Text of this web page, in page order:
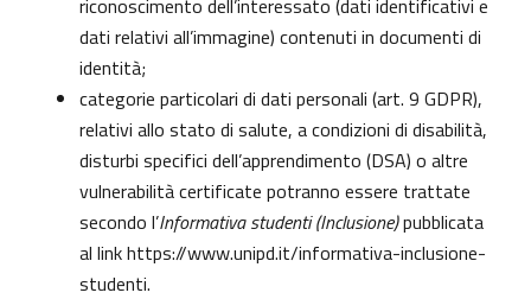
dati relativi all’immagine) contenuti in documenti di
identità;
categorie particolari di dati personali (art. 9 GDPR),
relativi allo stato di salute, a condizioni di disabilità,
disturbi specifici dell’apprendimento (DSA) o altre
vulnerabilità certificate potranno essere trattate
secondo l’Informativa studenti (Inclusione)pubblicata
al linkhttps://www.unipd.it/informativa-inclusione-
studenti.